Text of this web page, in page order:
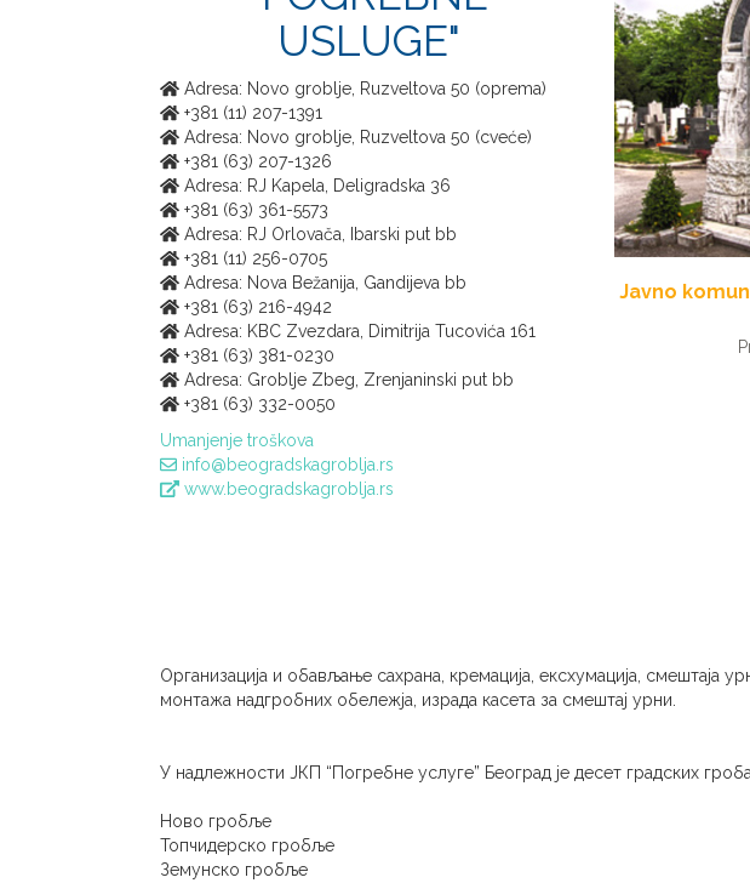
USLUGE"
Adresa: Novo groblje, Ruzveltova 50 (oprema)
+381 (11) 207-1391
Adresa: Novo groblje, Ruzveltova 50 (cveće)
+381 (63) 207-1326
Adresa: RJ Kapela, Deligradska 36
+381 (63) 361-5573
Adresa: RJ Orlovača, Ibarski put bb
+381 (11) 256-0705
Adresa: Nova Bežanija, Gandijeva bb
+381 (63) 216-4942
Adresa: KBC Zvezdara, Dimitrija Tucovića 161
+381 (63) 381-0230
Adresa: Groblje Zbeg, Zrenjaninski put bb
+381 (63) 332-0050
Umanjenje troškova
info@beogradskagroblja.rs
www.beogradskagroblja.rs
Javno
Организација и обављање сахрана, кремација, ексхумација, смештаја
монтажа надгробних обележја, израда касета за смештај урни.
У надлежности ЈКП “Погребне услуге” Београд је десет градских
Ново гробље
Топчидерско гробље
Земунско гробље